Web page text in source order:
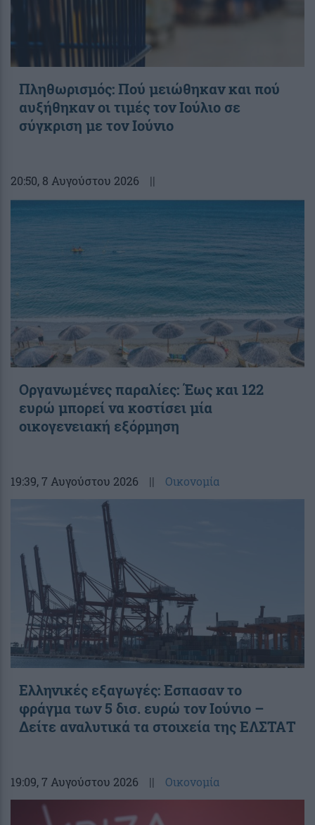
Πληθωρισμός: Πού μειώθηκαν και πού
αυξήθηκαν οι τιμές τον Ιούλιο σε
σύγκριση με τον Ιούνιο
20:50, 8 Αυγούστου 2026 ||
Οργανωμένες παραλίες: Έως και 122
ευρώ μπορεί να κοστίσει μία
οικογενειακή εξόρμηση
19:39, 7 Αυγούστου 2026 || Οικονομία
Ελληνικές εξαγωγές: Εσπασαν το
φράγμα των 5 δισ. ευρώ τον Ιούνιο –
Δείτε αναλυτικά τα στοιχεία της ΕΛΣΤΑΤ
19:09, 7 Αυγούστου 2026 || Οικονομία